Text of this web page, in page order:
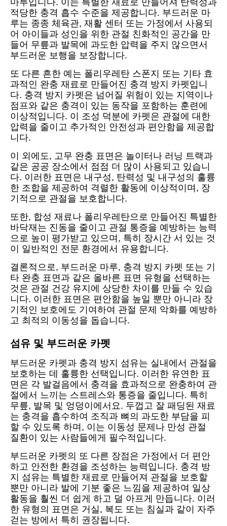
마루입니다. 이는 특별한 재료로 만들어져 탄력성과
적당한 충격 흡수 수준을 제공합니다. 부드러운 마
루는 종종 체육관, 재활 센터 또는 가정에서 사용되
어 아이들과 성인을 위한 관절 친화적인 공간을 만
들어 무릎과 발목에 과도한 압력을 주지 않으면서
부드러운 보행을 보장합니다.
또 다른 흔한 예는 폴리우레탄 스폰지 또는 기타 효
과적인 완충 재료로 만들어진 충격 방지 카펫입니
다. 충격 방지 카펫은 넘어질 위험이 있는 지역이나
점프와 같은 충격이 있는 동작을 포함하는 훈련에
이상적입니다. 이 조성 덕분에 카펫은 관절에 대한
압력을 줄이고 추가적인 안전성과 편안함을 제공합
니다.
이 외에도, 고무 완충 표면은 놀이터나 러닝 트랙과
같은 공공 장소에서 점점 더 많이 사용되고 있습니
다. 이러한 표면은 내구성, 탄력성 및 내구성의 훌륭
한 조합을 제공하여 격렬한 활동에 이상적이며, 장
기적으로 관절을 보호합니다.
또한, 합성 재료나 폴리우레탄으로 만들어진 특별한
바닥재는 진동을 줄이고 관절 통증을 예방하는 능력
으로 높이 평가받고 있으며, 특히 장시간 서 있는 것
이 일반적인 전문 환경에서 유용합니다.
결론적으로, 부드러운 마루, 충격 방지 카펫 또는 기
타 완충 표면과 같은 올바른 표면 유형을 선택하는
것은 관절 건강 유지에 상당한 차이를 만들 수 있습
니다. 이러한 표면은 편안함을 높일 뿐만 아니라 장
기적인 보호에도 기여하여 관절 문제 악화를 예방하
고 최적의 이동성을 돕습니다.
섬유 및 부드러운 카펫
부드러운 카펫과 충격 방지 섬유는 실내에서 관절을
보호하는 데 훌륭한 선택입니다. 이러한 유연한 표
면은 각 발걸음에서 충격을 효과적으로 완충하여 관
절에서 느끼는 스트레스와 통증을 줄입니다. 특히
무릎, 발목 및 엉덩이에서요. 두껍고 잘 패딩된 재료
는 충격을 흡수하여 조직과 뼈의 과도한 부담을 피
할 수 있도록 하며, 이는 이동성 문제나 만성 관절
질환이 있는 사람들에게 필수적입니다.
부드러운 카펫의 또 다른 장점은 가정에서 더 편안
하고 안전한 환경을 조성하는 능력입니다. 충격 방
지 섬유는 특별한 재료로 만들어져 관절을 보호할
뿐만 아니라 발에 기분 좋은 느낌을 제공하여 일상
활동을 훨씬 더 쉽게 하고 덜 아프게 만듭니다. 이러
한 유형의 표면은 거실, 복도 또는 침실과 같이 자주
걷는 방에서 특히 권장됩니다.